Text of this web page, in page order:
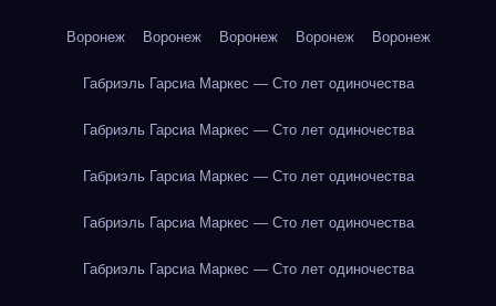
Воронеж Воронеж Воронеж Воронеж Воронеж
Габриэль Гарсиа Маркес — Сто лет одиночества
Габриэль Гарсиа Маркес — Сто лет одиночества
Габриэль Гарсиа Маркес — Сто лет одиночества
Габриэль Гарсиа Маркес — Сто лет одиночества
Габриэль Гарсиа Маркес — Сто лет одиночества